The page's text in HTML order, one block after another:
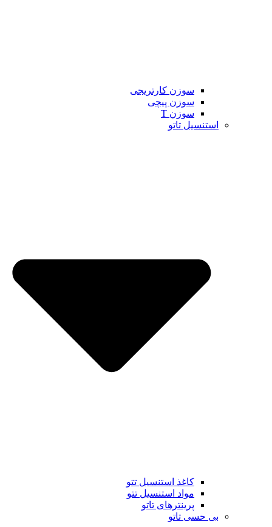
سوزن کارتریجی
سوزن پیچی
سوزن T
استنسیل تاتو
کاغذ استنسیل تتو
مواد استنسیل تتو
پرینترهای تاتو
بی حسی تاتو